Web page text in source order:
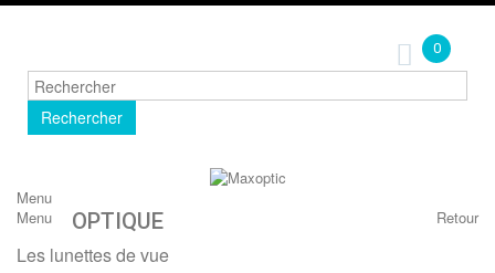
0
Rechercher
Menu
Menu
Retour
OPTIQUE
Les lunettes de vue